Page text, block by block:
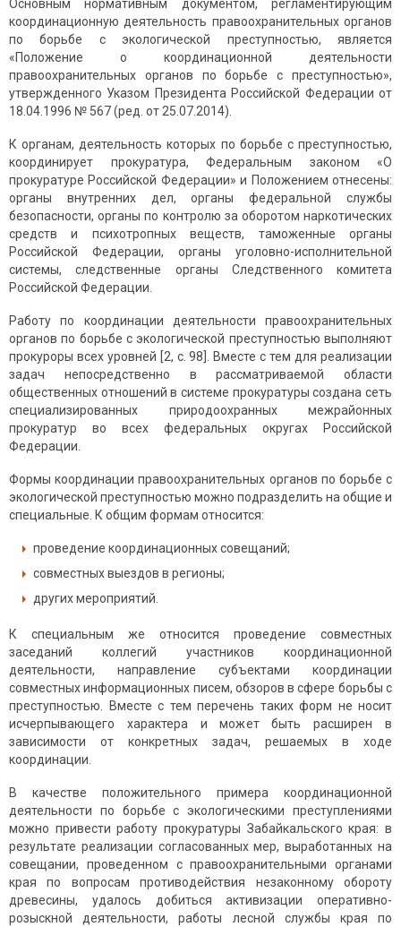
Основным нормативным документом, регламентирующим
координационную деятельность правоохранительных органов
по борьбе с экологической преступностью, является
«Положение о координационной деятельности
правоохранительных органов по борьбе с преступностью»,
утвержденного Указом Президента Российской Федерации от
18.04.1996 № 567 (ред. от 25.07.2014).
К органам, деятельность которых по борьбе с преступностью,
координирует прокуратура, Федеральным законом «О
прокуратуре Российской Федерации» и Положением отнесены:
органы внутренних дел, органы федеральной службы
безопасности, органы по контролю за оборотом наркотических
средств и психотропных веществ, таможенные органы
Российской Федерации, органы уголовно-исполнительной
системы, следственные органы Следственного комитета
Российской Федерации.
Работу по координации деятельности правоохранительных
органов по борьбе с экологической преступностью выполняют
прокуроры всех уровней [2, с. 98]. Вместе с тем для реализации
задач непосредственно в рассматриваемой области
общественных отношений в системе прокуратуры создана сеть
специализированных природоохранных межрайонных
прокуратур во всех федеральных округах Российской
Федерации.
Формы координации правоохранительных органов по борьбе с
экологической преступностью можно подразделить на общие и
специальные. К общим формам относится:
проведение координационных совещаний;
совместных выездов в регионы;
других мероприятий.
К специальным же относится проведение совместных
заседаний коллегий участников координационной
деятельности, направление субъектами координации
совместных информационных писем, обзоров в сфере борьбы с
преступностью. Вместе с тем перечень таких форм не носит
исчерпывающего характера и может быть расширен в
зависимости от конкретных задач, решаемых в ходе
координации.
В качестве положительного примера координационной
деятельности по борьбе с экологическими преступлениями
можно привести работу прокуратуры Забайкальского края: в
результате реализации согласованных мер, выработанных на
совещании, проведенном с правоохранительными органами
края по вопросам противодействия незаконному обороту
древесины, удалось добиться активизации оперативно-
розыскной деятельности, работы лесной службы края по